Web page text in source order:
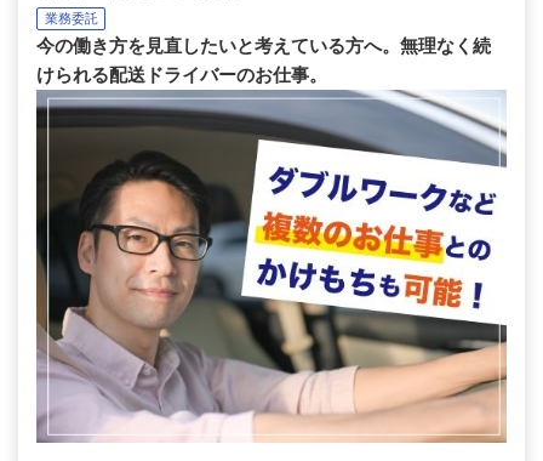
業務委託
今の働き方を見直したいと考えている方へ。無理なく続
けられる配送ドライバーのお仕事。